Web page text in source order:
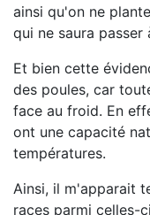
ainsi qu'on ne
qui ne saura passer
Et bien cette
des poules, car
face au froid. En
ont une capacité
températures.
Ainsi, il m'apparait
races parmi celles-